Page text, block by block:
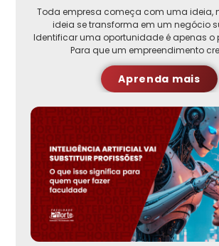
Toda empresa começa com uma ideia,
ideia se transforma em um negócio
Identificar uma oportunidade é apenas o
Para que um empreendimento
Aprenda mais